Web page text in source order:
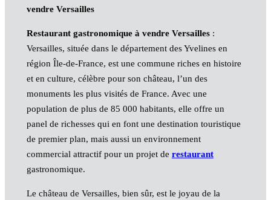
vendre Versailles
Restaurant gastronomique à vendre Versailles:
Versailles, située dans le département des Yvelines en
région Île-de-France, est une commune riches en histoire
et en culture, célèbre pour son château, l’un des
monuments les plus visités de France. Avec une
population de plus de 85 000 habitants, elle offre un
panel de richesses qui en font une destination touristique
de premier plan, mais aussi un environnement
commercial attractif pour un projet de restaurant
gastronomique.
Le château de Versailles, bien sûr, est le joyau de la